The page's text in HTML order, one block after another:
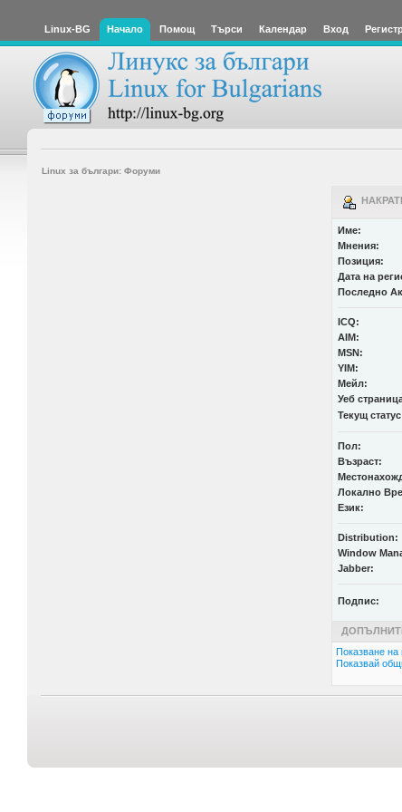
Linux-BG Начало Помощ Търси Календар Вход
Linux за българи: Форуми
Име:
Мнения:
Позиция:
Дата на
Последно
ICQ:
AIM:
MSN:
YIM:
Мейл:
Уеб
Текущ
Пол:
Възраст:
Локално
Език:
Distribution:
Window
Jabber:
Подпис:
Показване на
Показвай